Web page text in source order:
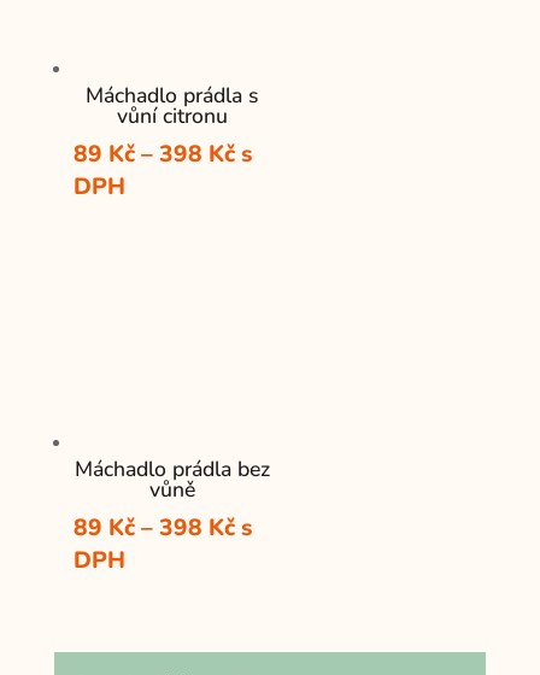
Máchadlo prádla s
vůní citronu
89 Kč – 398 KčRozpětí
s
DPH
Máchadlo prádla bez
vůně
89 Kč – 398 KčRozpětí
398 Kč
s
DPH